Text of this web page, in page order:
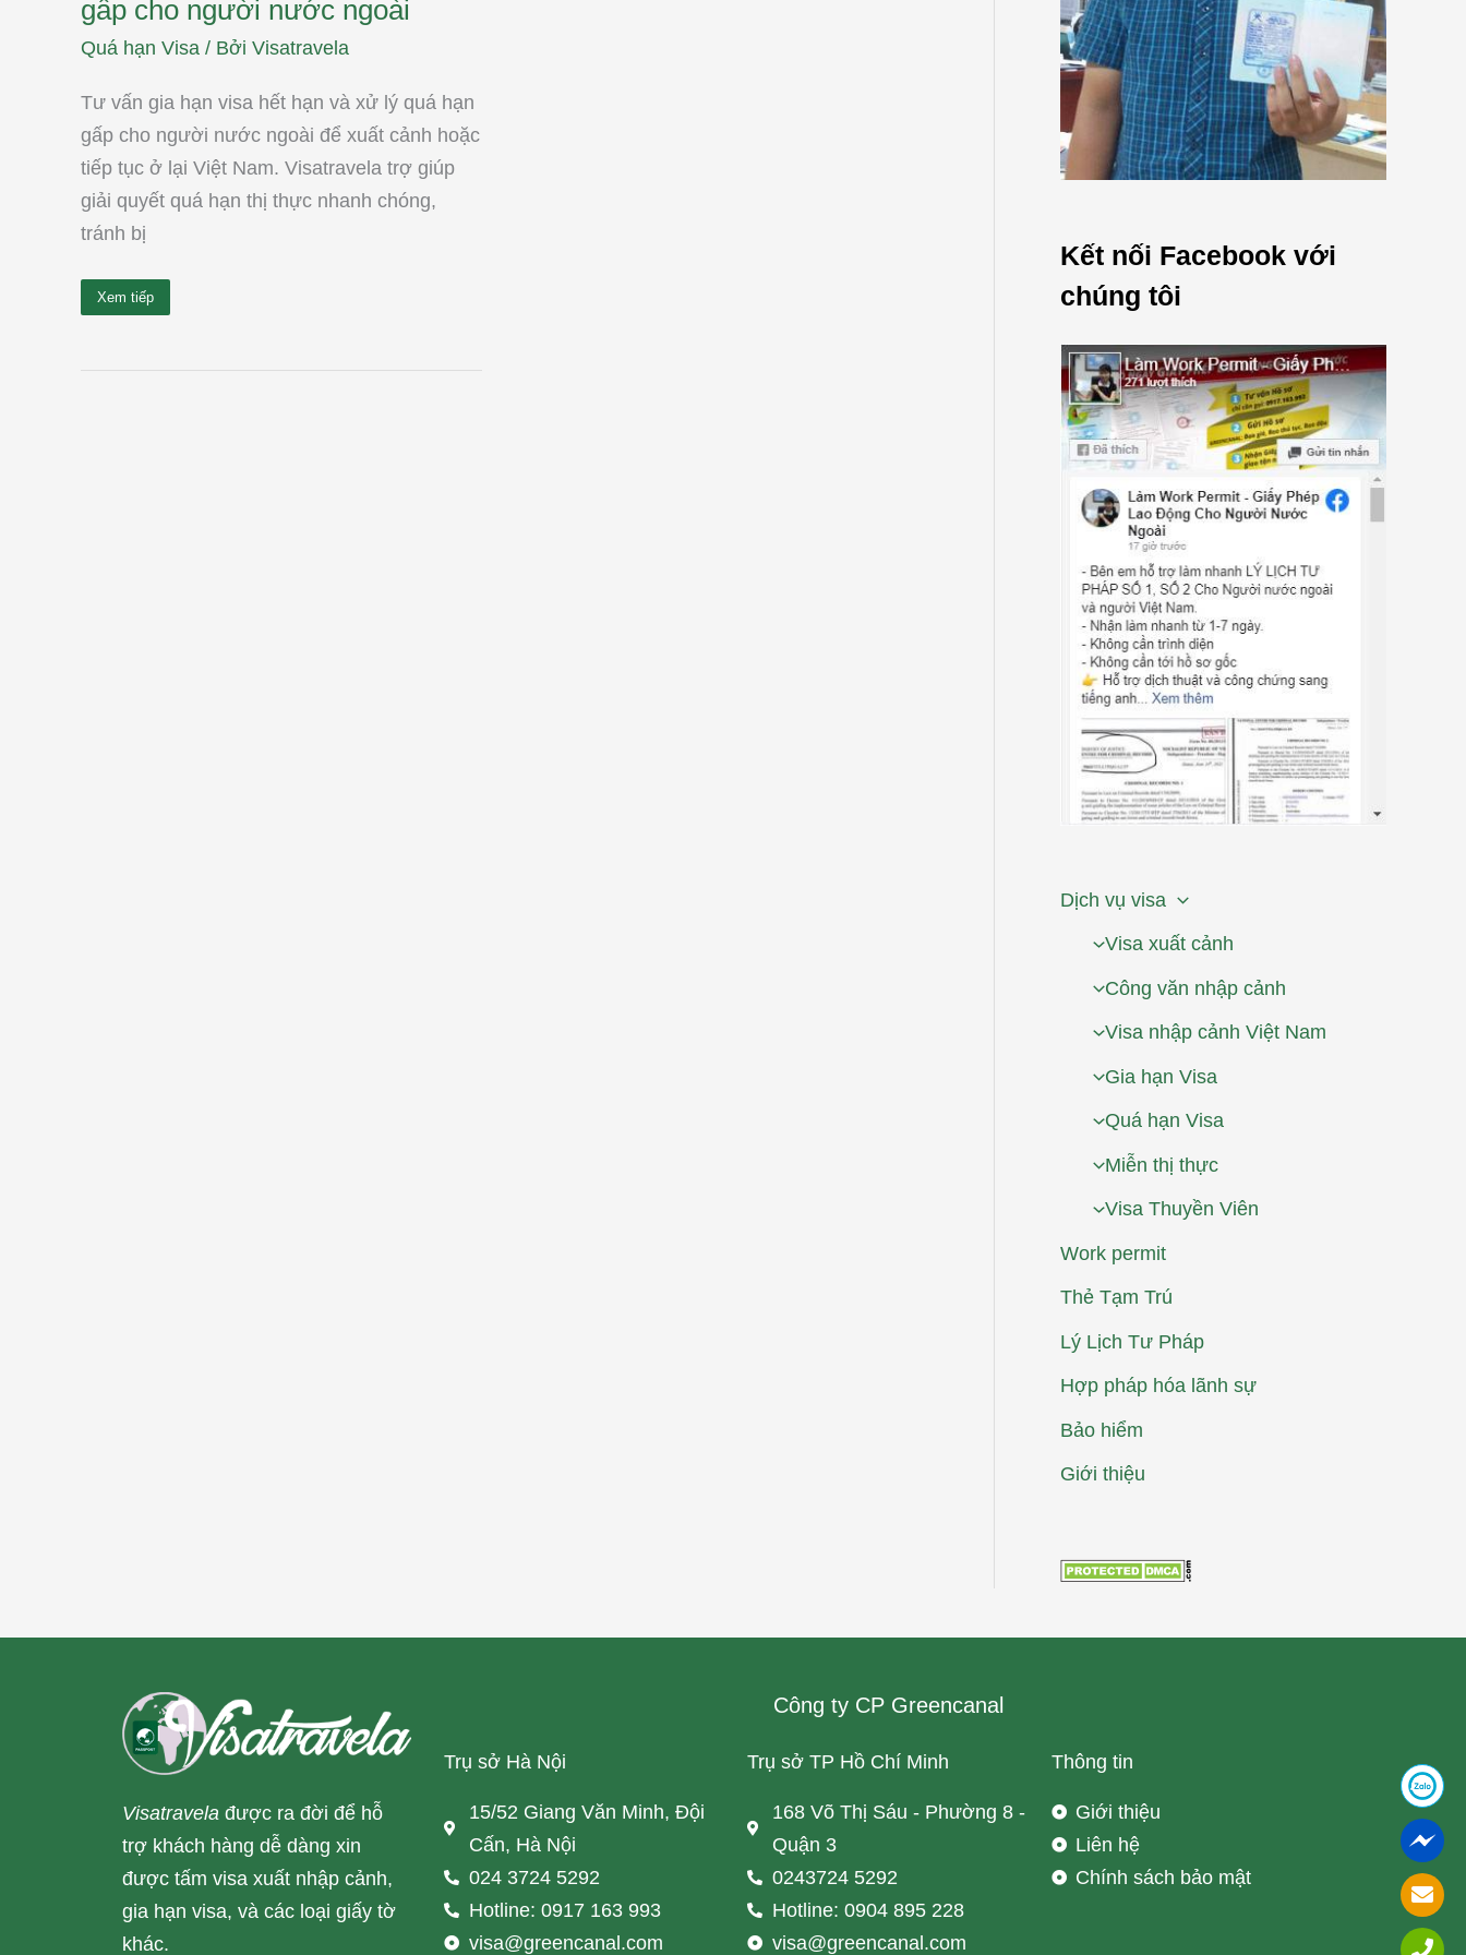
gấp cho người nước ngoài
Quá hạn Visa / Bởi Visatravela
Tư vấn gia hạn visa hết hạn và xử lý quá hạn
gấp cho người nước ngoài để xuất cảnh hoặc
tiếp tục ở lại Việt Nam. Visatravela trợ giúp
giải quyết quá hạn thị thực nhanh chóng,
tránh bị
Xem tiếp
Kết nối Facebook với
chúng tôi
Dịch vụ visa
Visa xuất cảnh
Công văn nhập cảnh
Visa nhập cảnh Việt Nam
Gia hạn Visa
Quá hạn Visa
Miễn thị thực
Visa Thuyền Viên
Work permit
Thẻ Tạm Trú
Lý Lịch Tư Pháp
Hợp pháp hóa lãnh sự
Bảo hiểm
Giới thiệu
Visatravela được ra đời để hỗ
trợ khách hàng dễ dàng xin
được tấm visa xuất nhập cảnh,
gia hạn visa, và các loại giấy tờ
khác.
Công ty CP Greencanal
Trụ sở Hà Nội
15/52 Giang Văn Minh, Đội
Cấn, Hà Nội
024 3724 5292
Hotline: 0917 163 993
visa@greencanal.com
Trụ sở TP Hồ Chí Minh
168 Võ Thị Sáu - Phường 8 -
Quận 3
0243724 5292
Hotline: 0904 895 228
visa@greencanal.com
Thông tin
Giới thiệu
Liên hệ
Chính sách bảo mật